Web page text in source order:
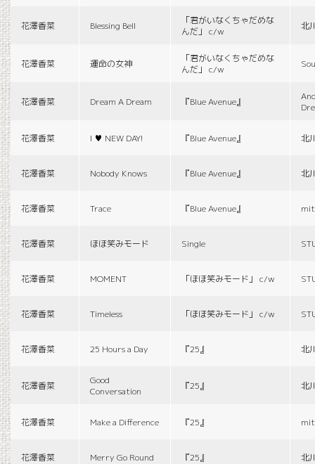
花澤香菜 Blessing Bell
「君がいなくちゃだめな
んだ」 c/w
北
花澤香菜 運命の女神
「君がいなくちゃだめな
んだ」 c/w
花澤香菜 Dream A Dream 『Blue Avenue』
花澤香菜 I ♥ NEW DAY! 『Blue Avenue』 北
花澤香菜 Nobody Knows 『Blue Avenue』 北
花澤香菜 Trace 『Blue Avenue』
花澤香菜 ほほ笑みモード Single
花澤香菜 MOMENT 「ほほ笑みモード」 c/w
花澤香菜 Timeless 「ほほ笑みモード」 c/w
花澤香菜 25 Hours a Day 『25』 北
花澤香菜
Good
Conversation
『25』 北
花澤香菜 Make a Difference 『25』
花澤香菜 Merry Go Round 『25』 北